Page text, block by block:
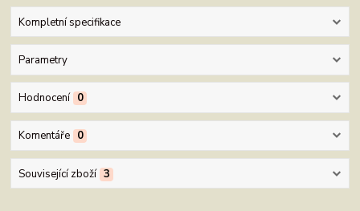
Kompletní specifikace
Parametry
Hodnocení 0
Komentáře 0
Související zboží 3